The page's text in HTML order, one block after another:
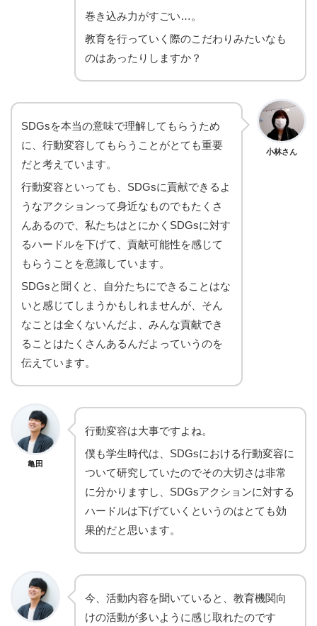
巻き込み力がすごい…。
教育を行っていく際のこだわりみたいなも
のはあったりしますか？
小林さん
SDGsを本当の意味で理解してもらうため
に、行動変容してもらうことがとても重要
だと考えています。
行動変容といっても、SDGsに貢献できるよ
うなアクションって身近なものでもたくさ
んあるので、私たちはとにかくSDGsに対す
るハードルを下げて、貢献可能性を感じて
もらうことを意識しています。
SDGsと聞くと、自分たちにできることはな
いと感じてしまうかもしれませんが、そん
なことは全くないんだよ、みんな貢献でき
ることはたくさんあるんだよっていうのを
伝えています。
亀田
行動変容は大事ですよね。
僕も学生時代は、SDGsにおける行動変容に
ついて研究していたのでその大切さは非常
に分かりますし、SDGsアクションに対する
ハードルは下げていくというのはとても効
果的だと思います。
今、活動内容を聞いていると、教育機関向
けの活動が多いように感じ取れたのです